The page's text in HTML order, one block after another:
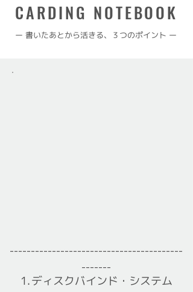
CARDING NOTEBOOK
ー 書いたあとから活きる、３つのポイント ー
1 .ディスクバインド・システム
-----------------------------------------
-------​